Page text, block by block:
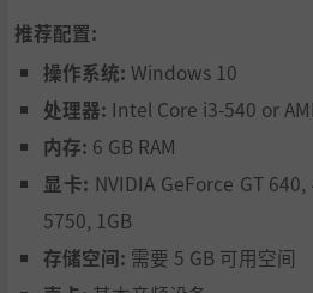
结识塔拉姆大陆的流亡英雄，每
格。
推荐配置:
操作系统: Windows 10
处理器: Intel Core i3-540 or
内存: 6 GB RAM
显卡: NVIDIA GeForce GT
5750, 1GB
存储空间: 需要 5 GB 可用空间